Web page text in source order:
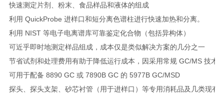
快速测定片剂、粉末、食品样品和液体的组成
利用 QuickProbe 进样口和短分离色谱柱进行快速加热和分离。
利用 NIST 等电子电离谱库可靠鉴定化合物（包括异构体）
可近乎即时地测定样品组成，成本仅是类似解决方案的几分之一
节省试剂和处理费用有助于降低运行成本，因采用常规 GC/MS 技术
可用于配备 8890 GC 或 7890B GC 的 5977B GC/MSD
探头、探头支架、砂芯衬管（用于进样口）等专用消耗品及几类现有